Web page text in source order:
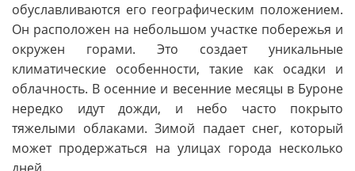
обуславливаются его географическим положением.
Он расположен на небольшом участке побережья и
окружен горами. Это создает уникальные
климатические особенности, такие как осадки и
облачность. В осенние и весенние месяцы в Буроне
нередко идут дожди, и небо часто покрыто
тяжелыми облаками. Зимой падает снег, который
может продержаться на улицах города несколько